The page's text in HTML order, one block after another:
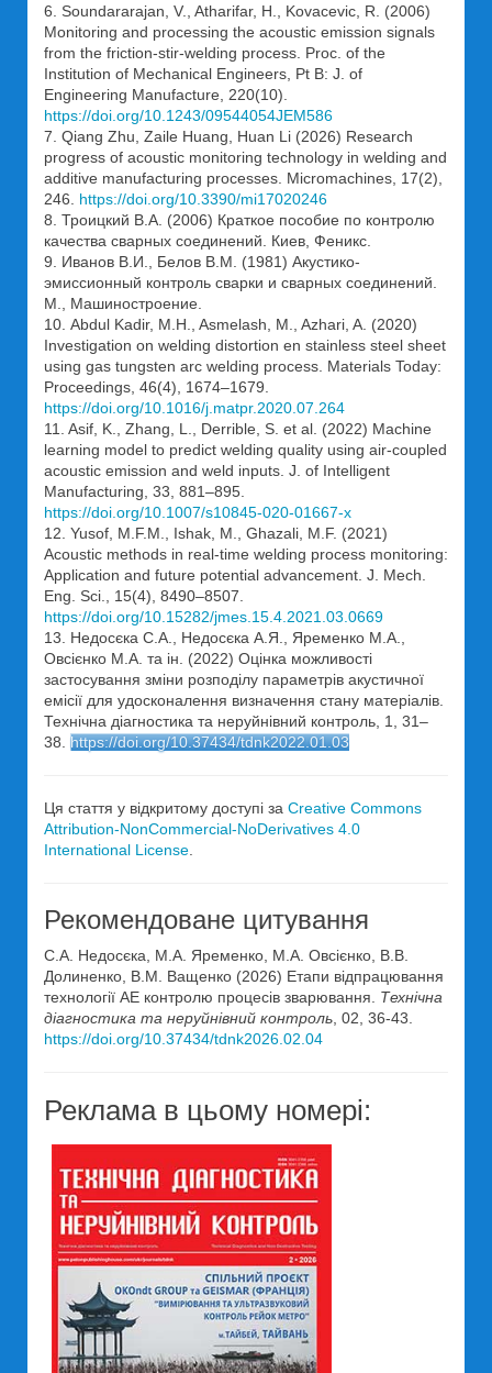
6. Soundararajan, V., Atharifar, H., Kovacevic, R. (2006)
Monitoring and processing the acoustic emission signals
from the friction-stir-welding process. Proc. of the
Institution of Mechanical Engineers, Pt B: J. of
Engineering Manufacture, 220(10).
https://doi.org/10.1243/09544054JEM586
7. Qiang Zhu, Zaile Huang, Huan Li (2026) Research
progress of acoustic monitoring technology in welding and
additive manufacturing processes. Micromachines, 17(2),
246. https://doi.org/10.3390/mi17020246
8. Троицкий В.А. (2006) Краткое пособие по контролю
качества сварных соединений. Киев, Феникс.
9. Иванов В.И., Белов В.М. (1981) Акустико-
эмиссионный контроль сварки и сварных соединений.
М., Машиностроение.
10. Abdul Kadir, M.H., Asmelash, M., Azhari, A. (2020)
Investigation on welding distortion en stainless steel sheet
using gas tungsten arc welding process. Materials Today:
Proceedings, 46(4), 1674–1679.
https://doi.org/10.1016/j.matpr.2020.07.264
11. Asif, K., Zhang, L., Derrible, S. et al. (2022) Machine
learning model to predict welding quality using air-coupled
acoustic emission and weld inputs. J. of Intelligent
Manufacturing, 33, 881–895.
https://doi.org/10.1007/s10845-020-01667-x
12. Yusof, M.F.M., Ishak, M., Ghazali, M.F. (2021)
Acoustic methods in real-time welding process monitoring:
Application and future potential advancement. J. Mech.
Eng. Sci., 15(4), 8490–8507.
https://doi.org/10.15282/jmes.15.4.2021.03.0669
13. Недосєка С.А., Недосєка А.Я., Яременко М.А.,
Овсієнко М.А. та ін. (2022) Оцінка можливості
застосування зміни розподілу параметрів акустичної
емісії для удосконалення визначення стану матеріалів.
Технічна діагностика та неруйнівний контроль, 1, 31–
38. https://doi.org/10.37434/tdnk2022.01.03
Ця стаття у відкритому доступі за Creative Commons
Attribution-NonCommercial-NoDerivatives 4.0
International License
Рекомендоване цитування
С.А. Недосєка, М.А. Яременко, М.А. Овсієнко, В.В.
Долиненко, В.М. Ващенко (2026) Етапи відпрацювання
технології АЕ контролю процесів зварювання. Технічна
діагностика та неруйнівний контроль , 02, 36-43.
https://doi.org/10.37434/tdnk2026.02.04
Реклама в цьому номері: